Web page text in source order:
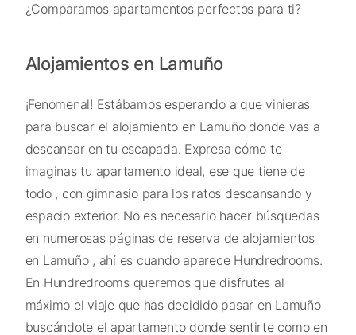
¿Comparamos apartamentos perfectos para ti?
Alojamientos en Lamuño
¡Fenomenal! Estábamos esperando a que vinieras
para buscar el alojamiento en Lamuño donde vas a
descansar en tu escapada. Expresa cómo te
imaginas tu apartamento ideal, ese que tiene de
todo , con gimnasio para los ratos descansando y
espacio exterior. No es necesario hacer búsquedas
en numerosas páginas de reserva de alojamientos
en Lamuño , ahí es cuando aparece Hundredrooms.
En Hundredrooms queremos que disfrutes al
máximo el viaje que has decidido pasar en Lamuño
buscándote el apartamento donde sentirte como en